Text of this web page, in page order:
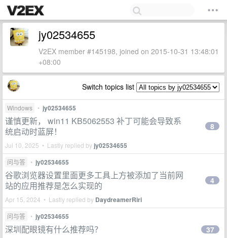
jy02534655
V2EX member #145198, joined on 2015-10-31 13:48:01
+08:00
Switch topics list
Windows • jy02534655
谨慎更新， win11 KB5062553 补丁可能会导致系
统启动时蓝屏！
Jul 10, 2025 • Lastly replied by jy02534655
8
问与答 • jy02534655
谷歌浏览器设置里面更多工具上方被添加了当前网
站的应用推荐是怎么实现的
Apr 15, 2024 • Lastly replied by DaydreamerRiri
4
问与答 • jy02534655
深圳配眼镜有什么推荐吗？ 37